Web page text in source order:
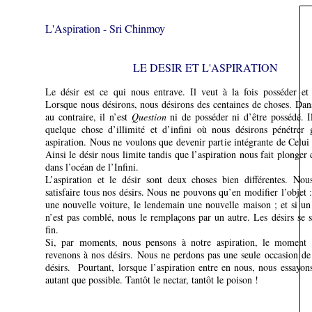
LE DESIR ET L'ASPIRATION
Le désir est ce qui nous entrave. Il veut à la fois posséder et
Lorsque nous désirons, nous désirons des centaines de choses.
au contraire, il n’est Questionni de posséder ni d’être possédé.
quelque chose d’illimité et d’infini où nous désirons pénétrer
aspiration. Nous ne voulons que devenir partie intégrante de
Ainsi le désir nous limite tandis que l’aspiration nous fait plonger
dans l’océan de l’Infini.
L’aspiration et le désir sont deux choses bien différentes.
satisfaire tous nos désirs. Nous ne pouvons qu’en modifier l’objet
une nouvelle voiture, le lendemain une nouvelle maison ; et si un
n’est pas comblé, nous le remplaçons par un autre. Les désirs se
fin.
Si, par moments, nous pensons à notre aspiration, le moment
revenons à nos désirs. Nous ne perdons pas une seule occasion
désirs. Pourtant, lorsque l’aspiration entre en nous, nous
autant que possible. Tantôt le nectar, tantôt le poison !
L'Aspiration - Sri Chinmoy